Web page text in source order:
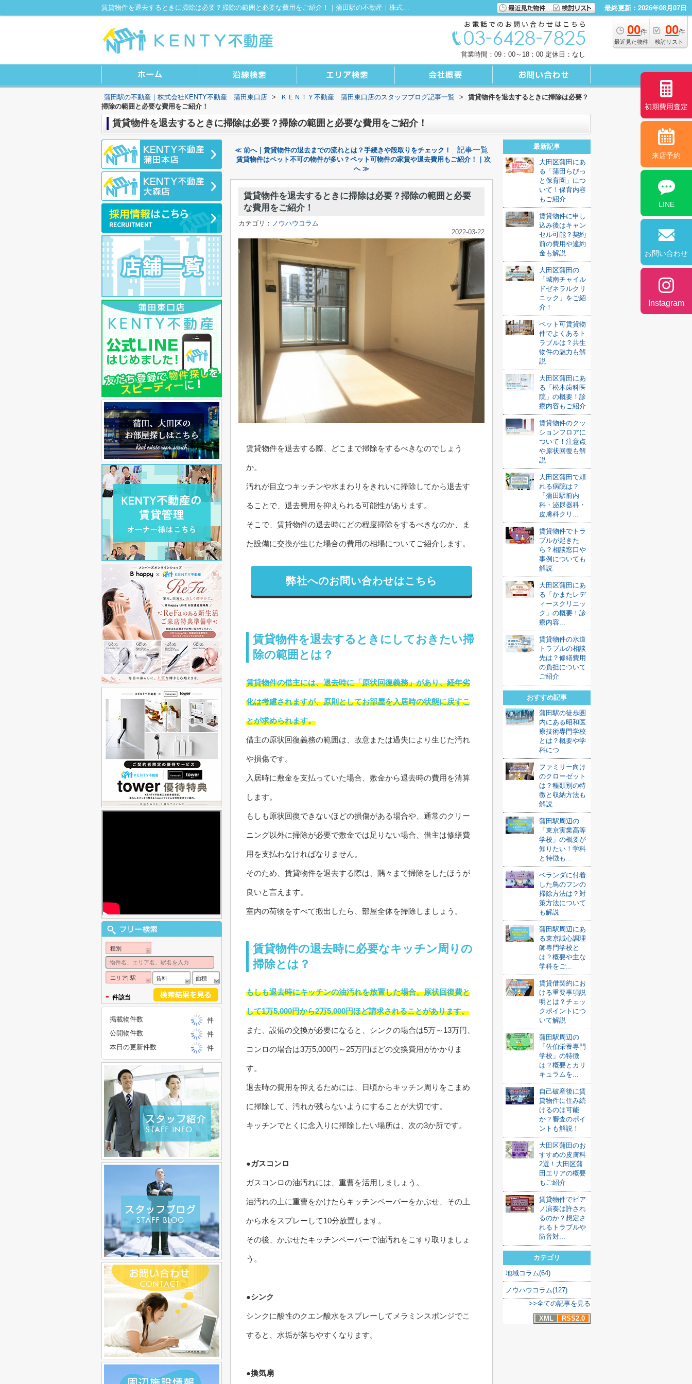
賃貸物件を退去するときに掃除は必要？掃除の範囲と必要な費用をご紹介！｜蒲田駅の不動産｜株式会社KENTY不動産 蒲田東口店 最終更新：2026年08月07日
00件
最近見た物件
00件
検討リスト
営業時間：09：00～18：00 定休日：なし
蒲田駅の不動産｜株式会社KENTY不動産 蒲田東口店 > ＫＥＮＴＹ不動産 蒲田東口店のスタッフブログ記事一覧 >
賃貸物件を退去するときに掃除は必要？
掃除の範囲と必要な費用をご紹介！
賃貸物件を退去するときに掃除は必要？掃除の範囲と必要な費用をご紹介！
≪ 前へ｜賃貸物件の退去までの流れとは？手続きや段取りをチェック！ 記事一覧
賃貸物件はペット不可の物件が多い？ペット可物件の家賃や退去費用もご紹介！｜次
へ ≫
賃貸物件を退去するときに掃除は必要？掃除の範囲と必要
な費用をご紹介！
カテゴリ： ノウハウコラム
2022-03-22
賃貸物件を退去する際、どこまで掃除をするべきなのでしょう
か。
汚れが目立つキッチンや水まわりをきれいに掃除してから退去す
ることで、退去費用を抑えられる可能性があります。
そこで、賃貸物件の退去時にどの程度掃除をするべきなのか、ま
た設備に交換が生じた場合の費用の相場についてご紹介します。
弊社へのお問い合わせはこちら
賃貸物件を退去するときにしておきたい掃
除の範囲とは？
賃貸物件の借主には、退去時に「原状回復義務」があり、経年劣
化は考慮されますが、原則としてお部屋を入居時の状態に戻すこ
とが求められます。
借主の原状回復義務の範囲は、故意または過失により生じた汚れ
や損傷です。
入居時に敷金を支払っていた場合、敷金から退去時の費用を清算
します。
もしも原状回復できないほどの損傷がある場合や、通常のクリー
ニング以外に掃除が必要で敷金では足りない場合、借主は修繕費
用を支払わなければなりません。
そのため、賃貸物件を退去する際は、隅々まで掃除をしたほうが
良いと言えます。
室内の荷物をすべて搬出したら、部屋全体を掃除しましょう。
賃貸物件の退去時に必要なキッチン周りの
掃除とは？
もしも退去時にキッチンの油汚れを放置した場合、原状回復費と
して1万5,000円から2万5,000円ほど請求されることがあります。
また、設備の交換が必要になると、シンクの場合は5万～13万円、
コンロの場合は3万5,000円～25万円ほどの交換費用がかかりま
す。
退去時の費用を抑えるためには、日頃からキッチン周りをこまめ
に掃除して、汚れが残らないようにすることが大切です。
キッチンでとくに念入りに掃除したい場所は、次の3か所です。
●ガスコンロ
ガスコンロの油汚れには、重曹を活用しましょう。
油汚れの上に重曹をかけたらキッチンペーパーをかぶせ、その上
から水をスプレーして10分放置します。
その後、かぶせたキッチンペーパーで油汚れをこすり取りましょ
う。
●シンク
シンクに酸性のクエン酸水をスプレーしてメラミンスポンジでこ
すると、水垢が落ちやすくなります。
●換気扇
最新記事
大田区蒲田にあ
る「蒲田らびっ
と保育園」につ
いて！保育内容
もご紹介
賃貸物件に申し
込み後はキャン
セル可能？契約
前の費用や違約
金も解説
大田区蒲田の
「城南チャイル
ドゼネラルクリ
ニック」をご紹
介！
ペット可賃貸物
件でよくあるト
ラブルは？共生
物件の魅力も解
説
大田区蒲田にあ
る「松木歯科医
院」の概要！診
療内容もご紹介
賃貸物件のクッ
ションフロアに
ついて！注意点
や原状回復も解
説
大田区蒲田で頼
れる病院は？
「蒲田駅前内
科・泌尿器科・
皮膚科クリ...
賃貸物件でトラ
ブルが起きた
ら？相談窓口や
事例についても
解説
大田区蒲田にあ
る「かまたレデ
ィースクリニッ
ク」の概要！診
療内容...
賃貸物件の水道
トラブルの相談
先は？修繕費用
の負担について
ご紹介
おすすめ記事
蒲田駅の徒歩圏
内にある昭和医
療技術専門学校
とは？概要や学
科につ...
ファミリー向け
のクローゼット
は？種類別の特
徴と収納方法も
解説
蒲田駅周辺の
「東京実業高等
学校」の概要が
知りたい！学科
と特徴も...
ベランダに付着
した鳥のフンの
掃除方法は？対
策方法について
も解説
蒲田駅周辺にあ
る東京誠心調理
師専門学校と
は？概要や主な
学科をご...
賃貸借契約にお
ける重要事項説
明とは？チェッ
クポイントにつ
いて解説
蒲田駅周辺の
「佐伯栄養専門
学校」の特徴
は？概要とカリ
キュラムを...
自己破産後に賃
貸物件に住み続
けるのは可能
か？審査のポイ
ントも解説！
大田区蒲田のお
すすめの皮膚科
2選！大田区蒲
田エリアの概要
もご紹介
賃貸物件でピア
ノ演奏は許され
るのか？想定さ
れるトラブルや
防音対...
カテゴリ
地域コラム(64)
ノウハウコラム(127)
>>全ての記事を見る
XML
RSS2.0
種別
エリア| 駅 賃料 面積
- 件該当
掲載物件数
件
公開物件数
件
本日の更新件数
件
初期費用査定
来店予約
LINE
お問い合わせ
Instagram